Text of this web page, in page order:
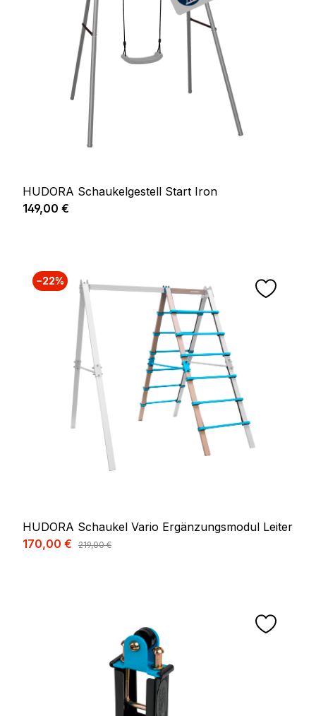
HUDORA Schaukelgestell Start Iron
Regulärer Preis:
149,00 €
−22%
HUDORA Schaukel Vario Ergänzungsmodul Leiter
Verkaufspreis:
170,00 € Regulärer Preis:
219,00 €